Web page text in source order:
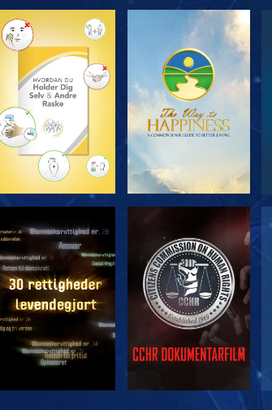
UDFORSK SERIEN UDFORSK SERIEN
SE SE